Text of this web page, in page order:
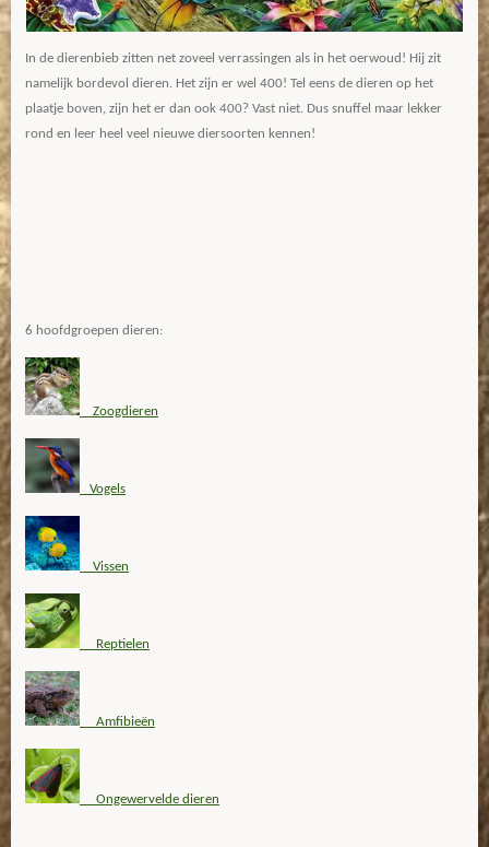
In de dierenbieb zitten net zoveel verrassingen als in het oerwoud! Hij zit
namelijk bordevol dieren. Het zijn er wel 400! Tel eens de dieren op het
plaatje boven, zijn het er dan ook 400? Vast niet. Dus snuffel maar lekker
rond en leer heel veel nieuwe diersoorten kennen!
6 hoofdgroepen dieren:
Zoogdieren
Vogels
Vissen
Reptielen
Amfibieën
Ongewervelde dieren